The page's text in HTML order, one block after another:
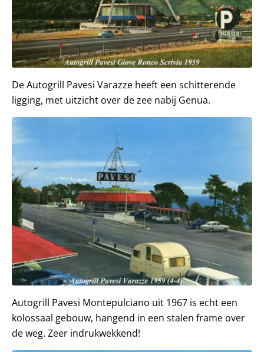
De Autogrill Pavesi Varazze heeft een schitterende
ligging, met uitzicht over de zee nabij Genua.
Autogrill Pavesi Montepulciano uit 1967 is echt een
kolossaal gebouw, hangend in een stalen frame over
de weg. Zeer indrukwekkend!